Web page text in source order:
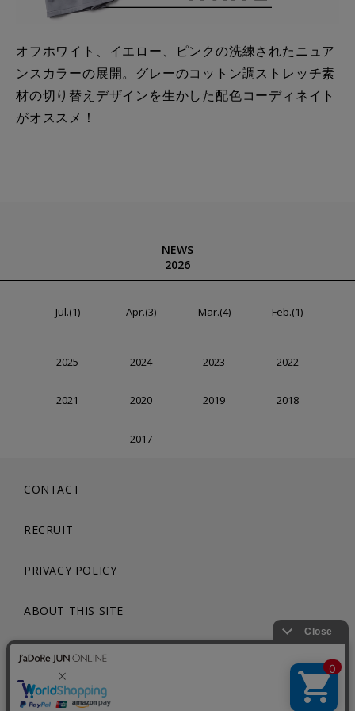
オフホワイト、イエロー、ピンクの洗練されたニュア
ンスカラーの展開。グレーのコットン調ストレッチ素
材の切り替えデザインを生かした配色コーディネイト
がオススメ！
NEWS
2026
Jul.(1) Apr.(3) Mar.(4) Feb.(1)
2025 2024 2023 2022
2021 2020 2019 2018
2017
CONTACT
RECRUIT
PRIVACY POLICY
ABOUT THIS SITE